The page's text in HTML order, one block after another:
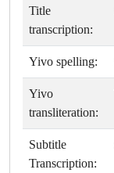
Title
transcription:
Yivo spelling:
Yivo
transliteration:
Subtitle
Transcription: